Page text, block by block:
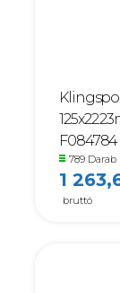
F084784
789 Darab
1
bruttó